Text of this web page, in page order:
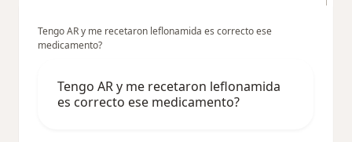
Tengo AR y me recetaron leflonamida es correcto ese
medicamento?
Tengo AR y me recetaron leflonamida
es correcto ese medicamento?